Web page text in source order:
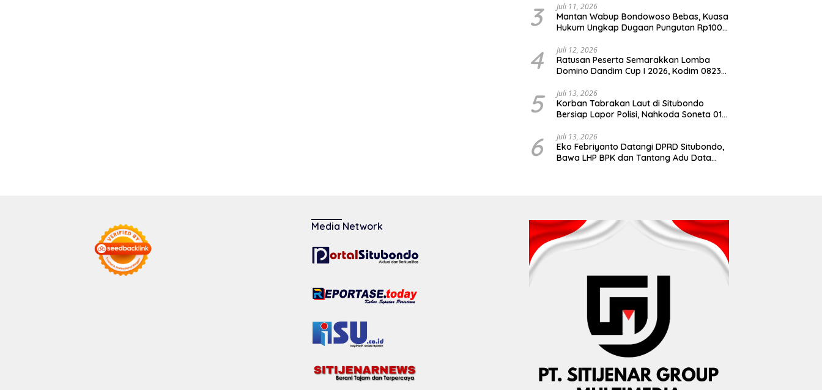
3 Juli 11, 2026
Mantan Wabup Bondowoso Bebas, Kuasa
Hukum Ungkap Dugaan Pungutan Rp100
4 Juli 12, 2026
Ratusan Peserta Semarakkan Lomba
Domino Dandim Cup I 2026, Kodim 0823
Dukung Penguatan Ekonomi Desa
5 Juli 13, 2026
Korban Tabrakan Laut di Situbondo
Bersiap Lapor Polisi, Nahkoda Soneta 01
Rusak
6 Juli 13, 2026
Eko Febriyanto Datangi DPRD Situbondo,
Bawa LHP BPK dan Tantang Adu Data
Media Network